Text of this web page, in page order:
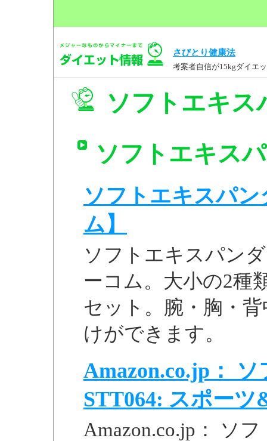
さびとり健康法
考案者自信が15kgダイエ
ソフトエキス
ソフトエキス
ソフトエキスパン
ム】
ソフトエキスパン
ーコム。大小の2種
セット。腕・胸・
けができます。
Amazon.co.jp：
STT064: スポー
Amazon.co.jp： ソ